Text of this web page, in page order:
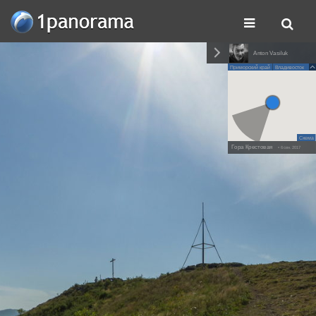
Anton Vasiluk
Приморский край Владивосток
Схема
Гора Крестовая • 6 сен. 2017